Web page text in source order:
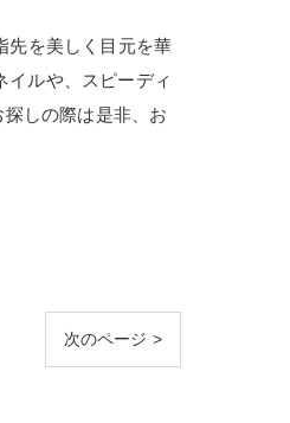
先を美しく目元を華
ルや、スピーディ
しの際は是非、お
次のページ >